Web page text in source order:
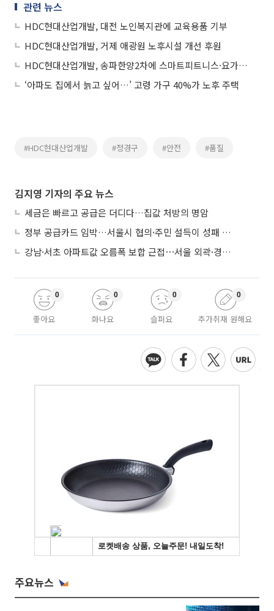
관련 뉴스
HDC현대산업개발, 대전 노인복지관에 교육용품 기부
HDC현대산업개발, 거제 애광원 노후시설 개선 후원
HDC현대산업개발, 송파한양2차에 스마트피트니스·요가 등 제공
‘아파도 집에서 늙고 싶어…’ 고령 가구 40%가 노후 주택
#HDC현대산업개발 #정경구 #안전 #품질
김지영 기자의 주요 뉴스
세금은 빠르고 공급은 더디다…집값 처방의 명암
정부 공급카드 임박…서울시 협의·주민 설득이 성패 가른다
강남·서초 아파트값 오름폭 보합 근접⋯서울 외곽·경기 남부 중심 매수세
좋아요
0
화나요
0
슬퍼요
0
추가취재 원해요
0
주요뉴스